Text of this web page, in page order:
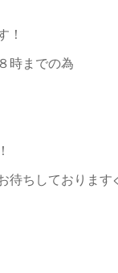
！
時までの為
待ちしております